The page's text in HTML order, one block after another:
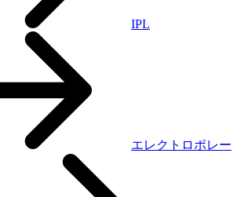
IPL
エレクトロポレー